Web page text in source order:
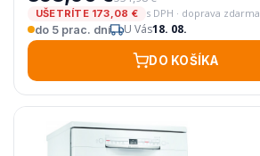
UŠETRÍTE 173,08 €
s DPH · doprava zdarma
do 5 prac. dní
U Vás18. 08.
DO KOŠÍKA